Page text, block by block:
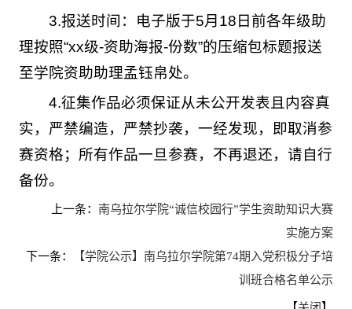
3.报送时间：电子版于5月18日前各年级助
理按照“xx级-资助海报-份数”的压缩包标题报送
至学院资助助理孟钰帛处。
4.征集作品必须保证从未公开发表且内容真
实，严禁编造，严禁抄袭，一经发现，即取消参
赛资格；所有作品一旦参赛，不再退还，请自行
备份。
上一条：
南乌拉尔学院“诚信校园行”学生资助知识大赛
实施方案
下一条：
【学院公示】南乌拉尔学院第74期入党积极分子培
训班合格名单公示